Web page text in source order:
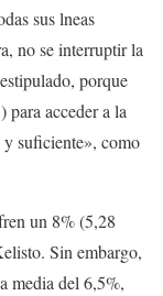
sus lneas
no se interruptir la
porque
para acceder a la
suficiente», como
un 8% (5,28
Sin embargo,
media del 6,5%,